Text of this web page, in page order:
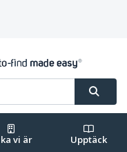
vi är Upptäck